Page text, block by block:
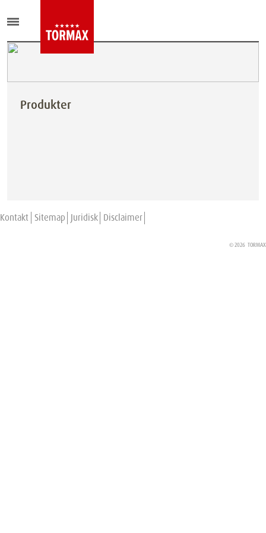
Produkter
Kontakt Sitemap Juridisk Disclaimer
© 2026 TORMAX